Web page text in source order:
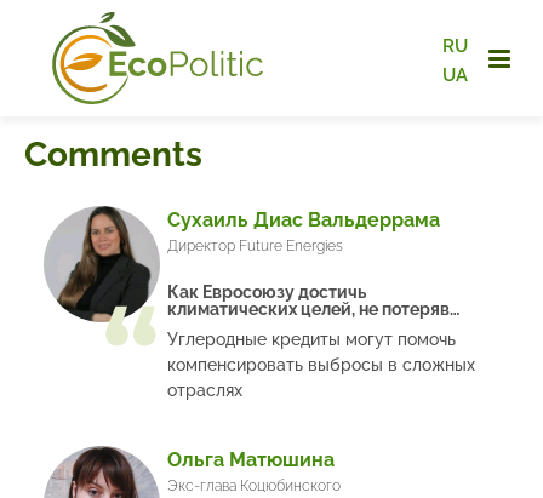
RU
UA
Comments
Сухаиль Диас Вальдеррама
Директор Future Energies
Как Евросоюзу достичь
климатических целей, не потеряв
Углеродные кредиты могут помочь
компенсировать выбросы в сложных
отраслях
Ольга Матюшина
Экс-глава Коцюбинского